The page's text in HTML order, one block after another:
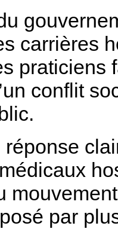
carrières
praticiens
conflit
réponse
par